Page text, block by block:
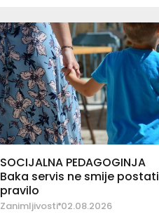
SOCIJALNA PEDAGOGINJA
Baka servis ne smije postati
pravilo
Zanimljivosti 02.08.2026